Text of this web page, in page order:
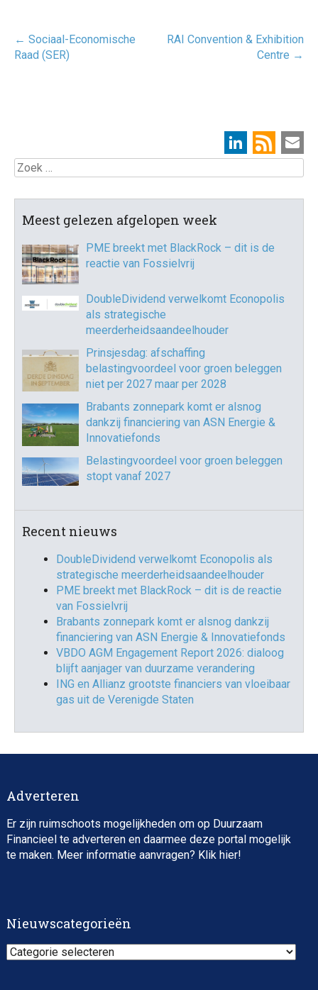
Post
navigatie
← Sociaal-Economische
Raad (SER)
RAI Convention & Exhibition
Centre →
Zoek
Meest gelezen afgelopen week
PME breekt met BlackRock – dit is de
reactie van Fossielvrij
DoubleDividend verwelkomt Econopolis
als strategische
meerderheidsaandeelhouder
Prinsjesdag: afschaffing
belastingvoordeel voor groen beleggen
niet per 2027 maar per 2028
Brabants zonnepark komt er alsnog
dankzij financiering van ASN Energie &
Innovatiefonds
Belastingvoordeel voor groen beleggen
stopt vanaf 2027
Recent nieuws
DoubleDividend verwelkomt Econopolis als
strategische meerderheidsaandeelhouder
PME breekt met BlackRock – dit is de reactie
van Fossielvrij
Brabants zonnepark komt er alsnog dankzij
financiering van ASN Energie & Innovatiefonds
VBDO AGM Engagement Report 2026: dialoog
blijft aanjager van duurzame verandering
ING en Allianz grootste financiers van vloeibaar
gas uit de Verenigde Staten
Adverteren
Er zijn ruimschoots mogelijkheden om op Duurzaam
Financieel te adverteren en daarmee deze portal mogelijk
te maken. Meer informatie aanvragen? Klik hier!
Nieuwscategorieën
Nieuwscategorieën